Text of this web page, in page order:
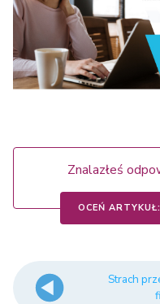
Znalazłeś
OCEŃ ARTYKUŁ:
Strach